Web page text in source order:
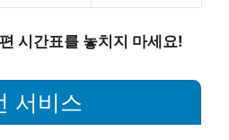
시간표를 놓치지 마세요!
서비스